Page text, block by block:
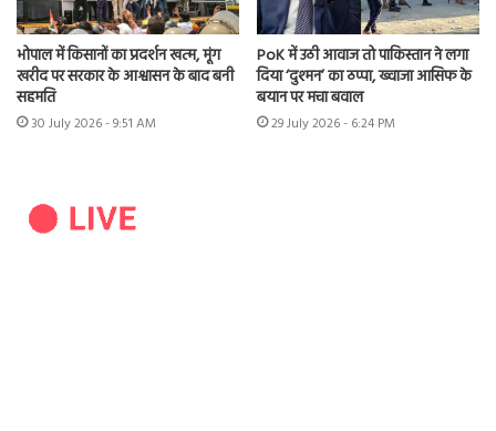
भोपाल में किसानों का प्रदर्शन खत्म, मूंग
खरीद पर सरकार के आश्वासन के बाद बनी
सहमति
30 July 2026 - 9:51 AM
PoK में उठी आवाज तो पाकिस्तान ने लगा
दिया ‘दुश्मन’ का ठप्पा, ख्वाजा आसिफ के
बयान पर मचा बवाल
29 July 2026 - 6:24 PM